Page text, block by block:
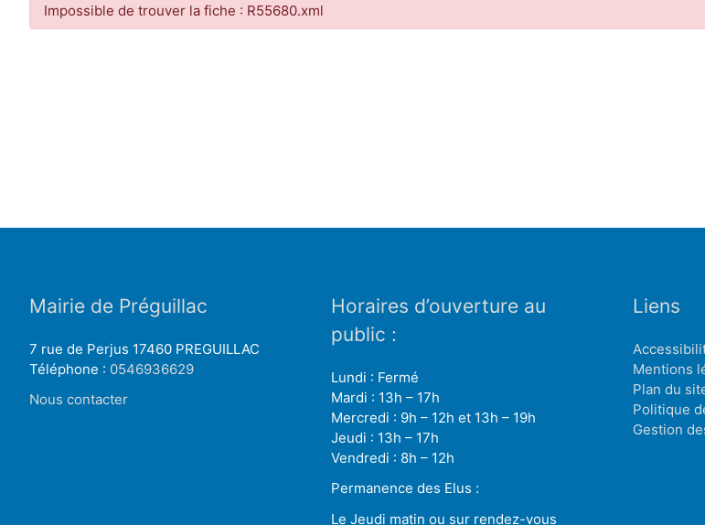
Impossible de trouver la fiche : R55680.xml
Mairie de Préguillac
7 rue de Perjus 17460 PREGUILLAC
Téléphone : 0546936629
Nous contacter
Horaires d’ouverture au
public :
Lundi : Fermé
Mardi : 13h – 17h
Mercredi : 9h – 12h et 13h – 19h
Jeudi : 13h – 17h
Vendredi : 8h – 12h
Permanence des Elus :
Le Jeudi matin ou sur rendez-vous
Liens
Mentions
Plan du
Politique
Gestion